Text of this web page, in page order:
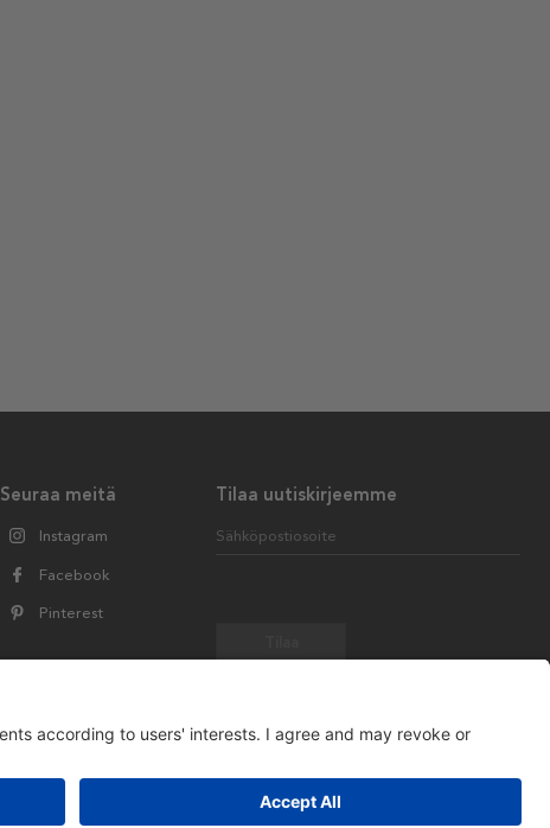
Tilaa uutiskirjeemme
Sähköpostiosoite
Seuraa meitä
Instagram
Facebook
Pinterest